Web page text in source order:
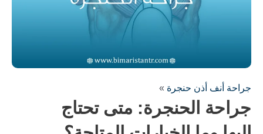
جراحة أنف أذن حنجرة »
جراحة الحنجرة: متى تحتاج